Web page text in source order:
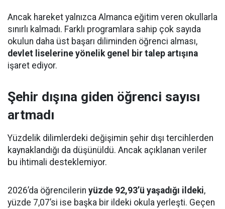
Ancak hareket yalnızca Almanca eğitim veren okullarla
sınırlı kalmadı. Farklı programlara sahip çok sayıda
okulun daha üst başarı diliminden öğrenci alması,
devlet liselerine yönelik genel bir talep artışına
işaret ediyor.
Şehir dışına giden öğrenci sayısı
artmadı
Yüzdelik dilimlerdeki değişimin şehir dışı tercihlerden
kaynaklandığı da düşünüldü. Ancak açıklanan veriler
bu ihtimali desteklemiyor.
2026’da öğrencilerin yüzde 92,93’ü yaşadığı ildeki,
yüzde 7,07’si ise başka bir ildeki okula yerleşti. Geçen